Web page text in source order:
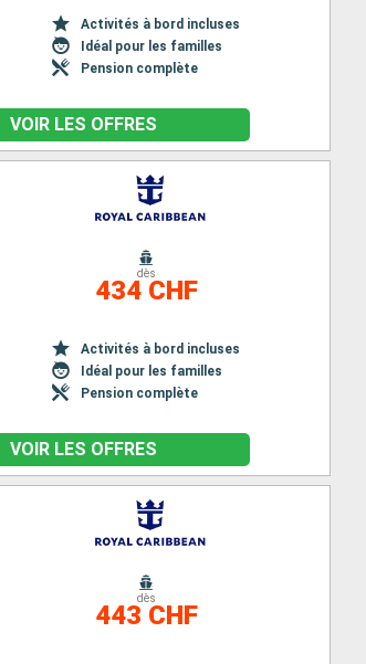
Activités à bord incluses
Idéal pour les familles
Pension complète
VOIR LES OFFRES
dès
434 CHF
Activités à bord incluses
Idéal pour les familles
Pension complète
VOIR LES OFFRES
dès
443 CHF